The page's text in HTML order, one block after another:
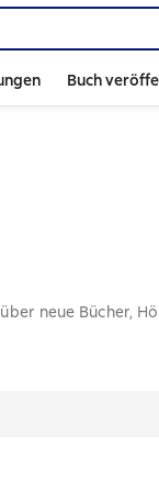
Buch
neue Bücher,